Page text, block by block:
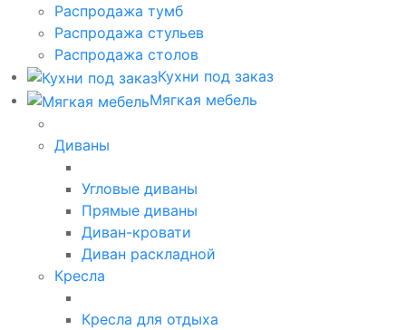
Распродажа тумб
Распродажа стульев
Распродажа столов
Кухни под заказ
Мягкая мебель
Диваны
Угловые диваны
Прямые диваны
Диван-кровати
Диван раскладной
Кресла
Кресла для отдыха